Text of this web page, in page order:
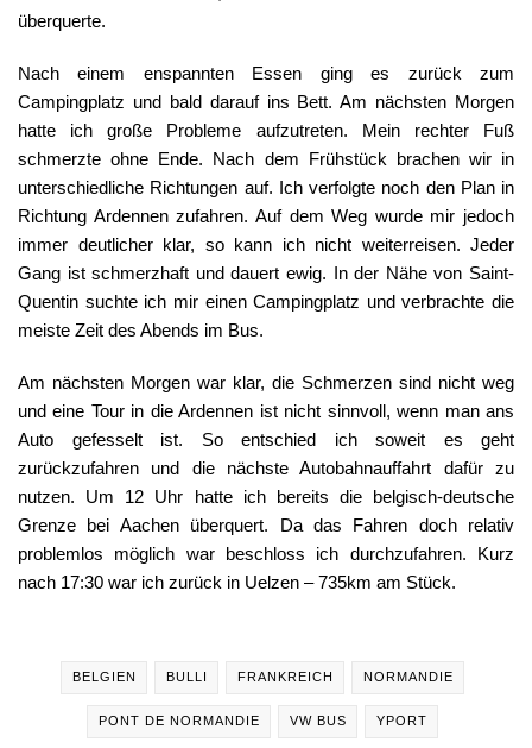
überquerte.
Nach einem enspannten Essen ging es zurück zum
Campingplatz und bald darauf ins Bett. Am nächsten Morgen
hatte ich große Probleme aufzutreten. Mein rechter Fuß
schmerzte ohne Ende. Nach dem Frühstück brachen wir in
unterschiedliche Richtungen auf. Ich verfolgte noch den Plan in
Richtung Ardennen zufahren. Auf dem Weg wurde mir jedoch
immer deutlicher klar, so kann ich nicht weiterreisen. Jeder
Gang ist schmerzhaft und dauert ewig. In der Nähe von Saint-
Quentin suchte ich mir einen Campingplatz und verbrachte die
meiste Zeit des Abends im Bus.
Am nächsten Morgen war klar, die Schmerzen sind nicht weg
und eine Tour in die Ardennen ist nicht sinnvoll, wenn man ans
Auto gefesselt ist. So entschied ich soweit es geht
zurückzufahren und die nächste Autobahnauffahrt dafür zu
nutzen. Um 12 Uhr hatte ich bereits die belgisch-deutsche
Grenze bei Aachen überquert. Da das Fahren doch relativ
problemlos möglich war beschloss ich durchzufahren. Kurz
nach 17:30 war ich zurück in Uelzen – 735km am Stück.
BELGIEN BULLI FRANKREICH NORMANDIE
PONT DE NORMANDIE VW BUS YPORT